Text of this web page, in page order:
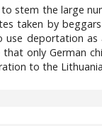
stem the large
taken by
use deportation
only German
to the